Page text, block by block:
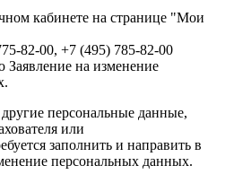
кабинете на странице "Мои
82-00, +7 (495) 785-82-00
на изменение
персональные данные,
или
заполнить и направить в
персональных данных.